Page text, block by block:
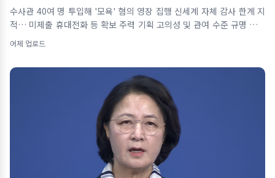
수사관 40여 명 투입해 '모욕' 혐의 영장 집행 신세계 자체 감사 한계 지
적… 미제출 휴대전화 등 확보 주력 기획 고의성 및 관여 수준 규명 위해
사내 자료
어제 업로드